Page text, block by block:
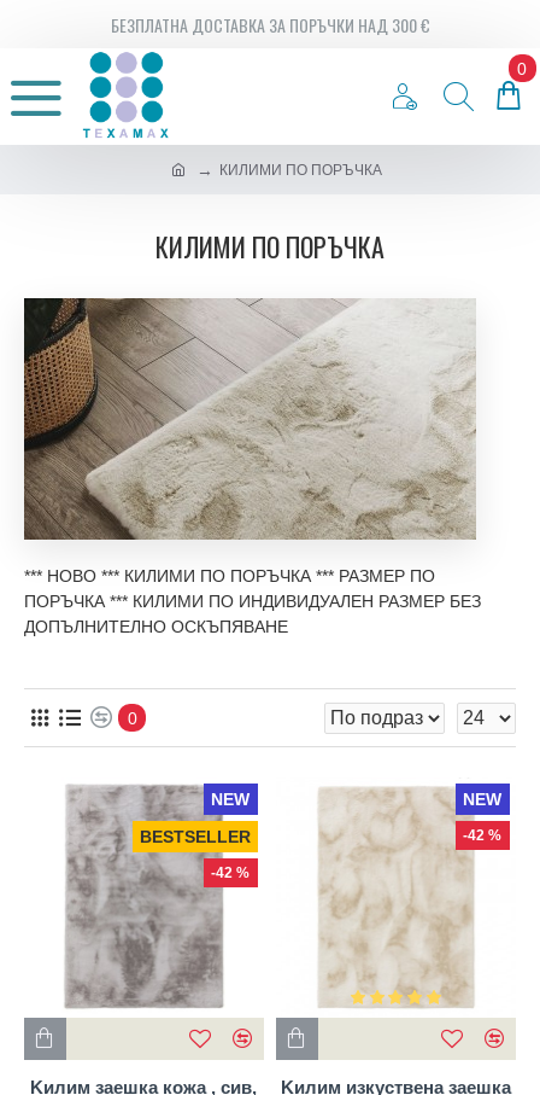
БЕЗПЛАТНА ДОСТАВКА ЗА ПОРЪЧКИ НАД 300 €
0
КИЛИМИ ПО ПОРЪЧКА
КИЛИМИ ПО ПОРЪЧКА
*** НОВО *** КИЛИМИ ПО ПОРЪЧКА *** РАЗМЕР ПО
ПОРЪЧКА *** КИЛИМИ ПО ИНДИВИДУАЛЕН РАЗМЕР БЕЗ
ДОПЪЛНИТЕЛНО ОСКЪПЯВАНЕ
0
NEW
BESTSELLER
-42 %
Kилим заешка кожа , сив,
NEW
-42 %
Kилим изкуствена заешка